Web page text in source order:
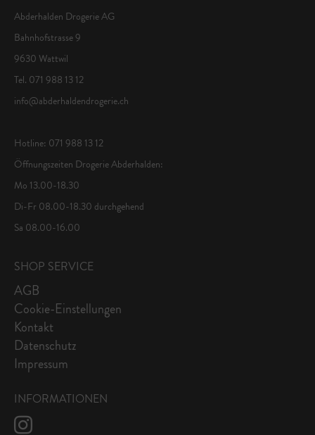
Abderhalden Drogerie AG
Bahnhofstrasse 9
9630 Wattwil
Tel. 071 988 13 12
info@abderhaldendrogerie.ch
Hotline: 071 988 13 12
Öffnungszeiten Drogerie Abderhalden:
Mo 13.00-18.30
Di-Fr 08.00-18.30 durchgehend
Sa 08.00-16.00
SHOP SERVICE
AGB
Cookie-Einstellungen
Kontakt
Datenschutz
Impressum
INFORMATIONEN